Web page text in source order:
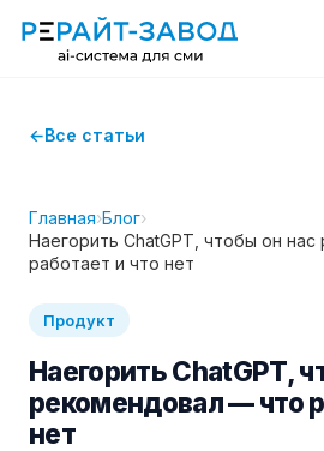
Все статьи
Главная›Блог›
Наегорить ChatGPT, чтобы он
работает и что нет
Продукт
Наегорить ChatGPT,
рекомендовал — что
нет